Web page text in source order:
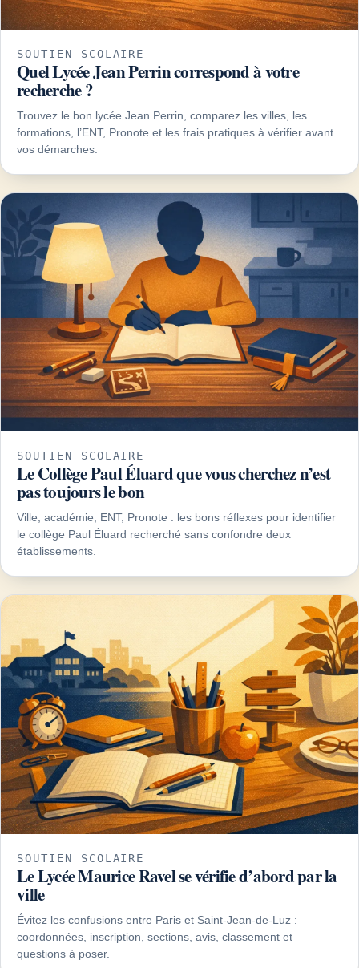
SOUTIEN SCOLAIRE
Quel Lycée Jean Perrin correspond à votre
recherche ?
Trouvez le bon lycée Jean Perrin, comparez les villes, les
formations, l’ENT, Pronote et les frais pratiques à vérifier avant
vos démarches.
SOUTIEN SCOLAIRE
Le Collège Paul Éluard que vous cherchez n’est
pas toujours le bon
Ville, académie, ENT, Pronote : les bons réflexes pour identifier
le collège Paul Éluard recherché sans confondre deux
établissements.
SOUTIEN SCOLAIRE
Le Lycée Maurice Ravel se vérifie d’abord par la
ville
Évitez les confusions entre Paris et Saint-Jean-de-Luz :
coordonnées, inscription, sections, avis, classement et
questions à poser.